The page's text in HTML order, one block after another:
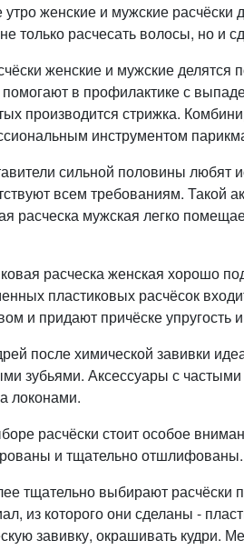
утро женские и мужские
только расчесать волосы, но и
женские и мужские
помогают в профилактике с
производится стрижка.
инструментом
сильной половины любят
всем требованиям. Такой
расческа мужская легко
расческа женская хорошо
пластиковых расчёсок
и придают причёске упругость
после химической завивки
зубьями. Аксессуары с
локонами.
расчёски стоит особое
и тщательно
тщательно выбирают расчёски
из которого они сделаны -
завивку, окрашивать кудри.